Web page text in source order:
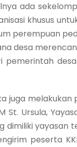
ada
khusus
perempuan
desa
pemerintah
juga
St. Ursula,
dimiliki
peserta